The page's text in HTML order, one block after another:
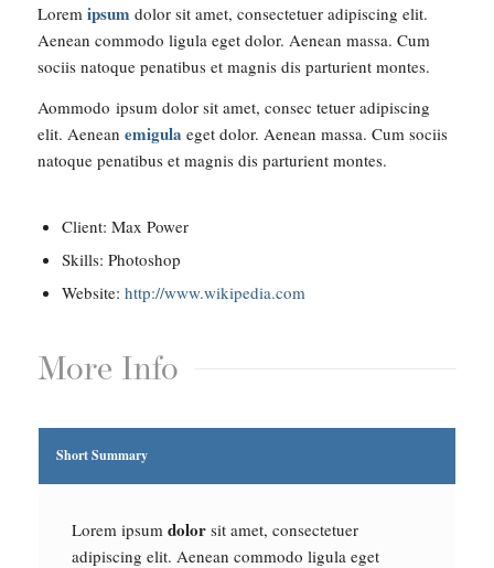
Lorem ipsum dolor sit amet, consectetuer adipiscing elit.
Aenean commodo ligula eget dolor. Aenean massa. Cum
sociis natoque penatibus et magnis dis parturient montes.
Aommodo ipsum dolor sit amet, consec tetuer adipiscing
elit. Aenean emigula eget dolor. Aenean massa. Cum sociis
natoque penatibus et magnis dis parturient montes.
Client: Max Power
Skills: Photoshop
Website: http://www.wikipedia.com
More Info
Short Summary
Lorem ipsum dolorsit amet, consectetuer
adipiscing elit. Aenean commodo ligula eget